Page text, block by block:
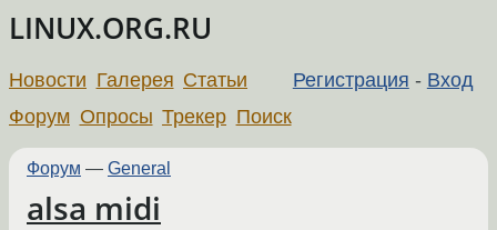
LINUX.ORG.RU
Регистрация - Вход
Новости Галерея Статьи
Форум Опросы Трекер Поиск
Форум — General
alsa midi